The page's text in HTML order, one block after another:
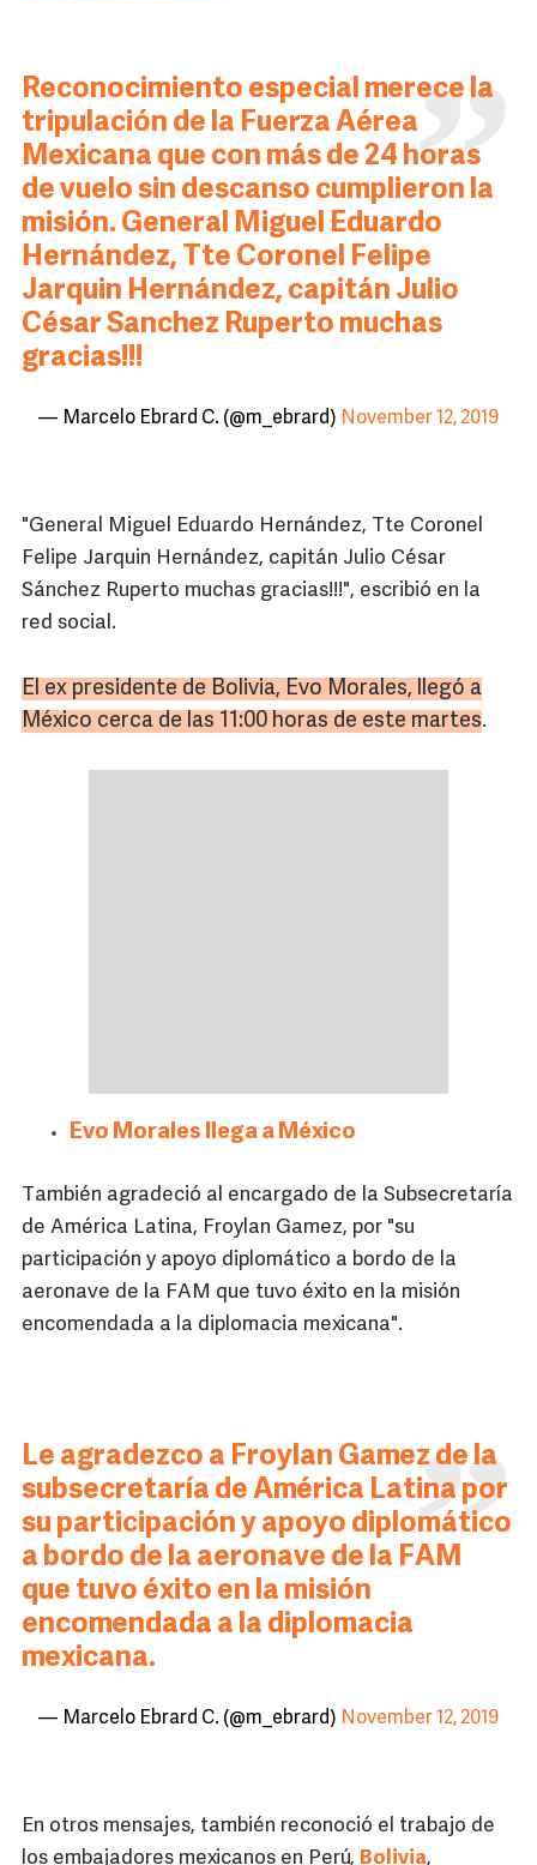
Reconocimiento especial merece la
tripulación de la Fuerza Aérea
Mexicana que con más de 24 horas
de vuelo sin descanso cumplieron la
misión. General Miguel Eduardo
Hernández, Tte Coronel Felipe
Jarquin Hernández, capitán Julio
César Sanchez Ruperto muchas
gracias!!!
— Marcelo Ebrard C. (@m_ebrard) November 12, 2019
"General Miguel Eduardo Hernández, Tte Coronel
Felipe Jarquin Hernández, capitán Julio César
Sánchez Ruperto muchas gracias!!!", escribió en la
red social.
El ex presidente de Bolivia, Evo Morales, llegó a
México cerca de las 11:00 horas de este martes.
Evo Morales llega a México
También agradeció al encargado de la Subsecretaría
de América Latina, Froylan Gamez, por "su
participación y apoyo diplomático a bordo de la
aeronave de la FAM que tuvo éxito en la misión
encomendada a la diplomacia mexicana".
Le agradezco a Froylan Gamez de la
subsecretaría de América Latina por
su participación y apoyo diplomático
a bordo de la aeronave de la FAM
que tuvo éxito en la misión
encomendada a la diplomacia
mexicana.
— Marcelo Ebrard C. (@m_ebrard) November 12, 2019
En otros mensajes, también reconoció el trabajo de
los embajadores mexicanos en Perú, Bolivia,